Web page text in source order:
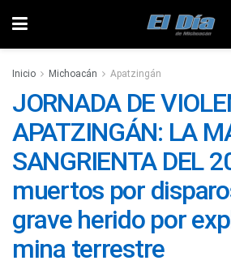
Inicio Michoacán Apatzingán
JORNADA DE
APATZINGÁN: LA
SANGRIENTA DEL
muertos por
grave herido por
mina terrestre